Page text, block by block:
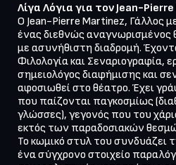
Λίγα Λόγια για τον Jean-
Ο Jean-Pierre Martinez, Γάλλος
ένας διεθνώς αναγνωρισμένος
με ασυνήθιστη διαδρομή.
Φιλολογία και Σεναριογραφία,
σημειολόγος διαφήμισης και
αφοσιωθεί στο θέατρο. Έχει
που παίζονται παγκοσμίως
γλώσσες), γεγονός που του
εκτός των παραδοσιακών
Το κωμικό στυλ του συνδυάζει
ένα σύγχρονο στοιχείο